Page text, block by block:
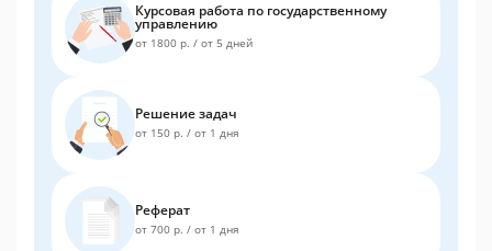
Курсовая работа по государственному
управлению
от 1800 р. / от 5 дней
Решение задач
от 150 р. / от 1 дня
Реферат
от 700 р. / от 1 дня